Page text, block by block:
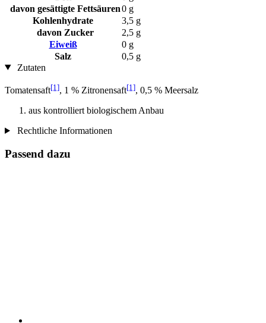
davon gesättigte Fettsäuren0 g
Kohlenhydrate
3,5 g
davon Zucker
2,5 g
Eiweiß
0 g
Salz
0,5 g
Zutaten
Tomatensaft[1], 1 % Zitronensaft[1], 0,5 % Meersalz
aus kontrolliert biologischem Anbau
Rechtliche Informationen
Passend dazu